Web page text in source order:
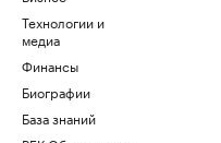
Технологии и
медиа
Финансы
Биографии
База знаний